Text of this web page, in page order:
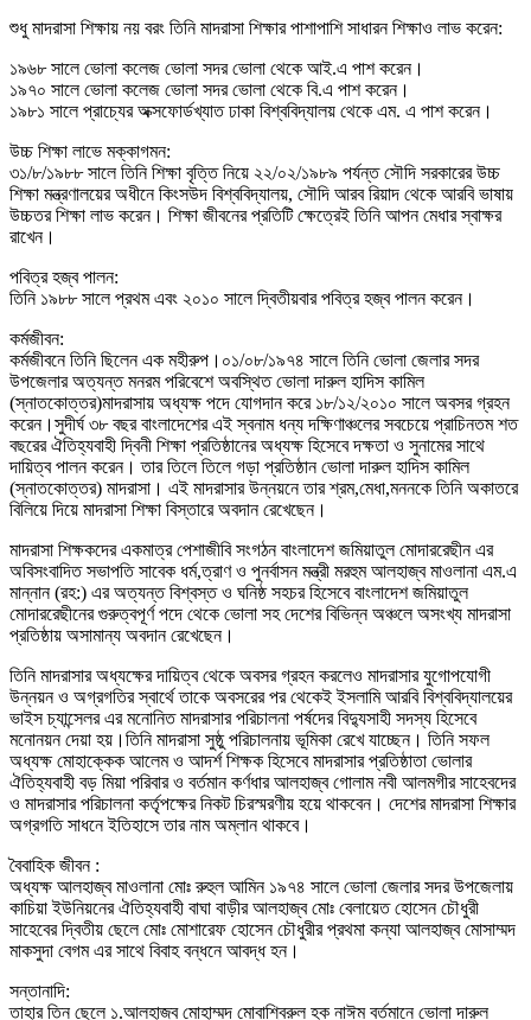
শুধু মাদরাসা শিক্ষায় নয় বরং তিনি মাদরাসা শিক্ষার পাশাপাশি সাধারন শিক্ষাও লাভ করেন:
১৯৬৮ সালে ভোলা কলেজ ভোলা সদর ভোলা থেকে আই.এ পাশ করেন।
১৯৭০ সালে ভোলা কলেজ ভোলা সদর ভোলা থেকে বি.এ পাশ করেন।
১৯৮১ সালে প্রাচ্যের অক্সফোর্ডখ্যাত ঢাকা বিশ্ববিদ্যালয় থেকে এম. এ পাশ করেন।
উচ্চ শিক্ষা লাভে মক্কাগমন:
৩১/৮/১৯৮৮ সালে তিনি শিক্ষা বৃত্তি নিয়ে ২২/০২/১৯৮৯ পর্যন্ত সৌদি সরকারের উচ্চ
শিক্ষা মন্ত্রণালয়ের অধীনে কিংসউদ বিশ্ববিদ্যালয়, সৌদি আরব রিয়াদ থেকে আরবি ভাষায়
উচ্চতর শিক্ষা লাভ করেন। শিক্ষা জীবনের প্রতিটি ক্ষেত্রেই তিনি আপন মেধার স্বাক্ষর
রাখেন।
পবিত্র হজ্ব পালন:
তিনি ১৯৮৮ সালে প্রথম এবং ২০১০ সালে দ্বিতীয়বার পবিত্র হজ্ব পালন করেন।
কর্মজীবন:
কর্মজীবনে তিনি ছিলেন এক মহীরুপ।০১/০৮/১৯৭৪ সালে তিনি ভোলা জেলার সদর
উপজেলার অত্যন্ত মনরম পরিবেশে অবস্থিত ভোলা দারুল হাদিস কামিল
(স্নাতকোত্তর)মাদরাসায় অধ্যক্ষ পদে যোগদান করে ১৮/১২/২০১০ সালে অবসর গ্রহন
করেন।সুদীর্ঘ ৩৮ বছর বাংলাদেশের এই স্বনাম ধন্য দক্ষিণাঞ্চলের সবচেয়ে প্রাচিনতম শত
বছরের ঐতিহ্যবাহী দ্বিনী শিক্ষা প্রতিষ্ঠানের অধ্যক্ষ হিসেবে দক্ষতা ও সুনামের সাথে
দায়িত্ব পালন করেন। তার তিলে তিলে গড়া প্রতিষ্ঠান ভোলা দারুল হাদিস কামিল
(স্নাতকোত্তর) মাদরাসা। এই মাদরাসার উন্নয়নে তার শ্রম,মেধা,মননকে তিনি অকাতরে
বিলিয়ে দিয়ে মাদরাসা শিক্ষা বিস্তারে অবদান রেখেছেন।
মাদরাসা শিক্ষকদের একমাত্র পেশাজীবি সংগঠন বাংলাদেশ জমিয়াতুল মোদাররেছীন এর
অবিসংবাদিত সভাপতি সাবেক ধর্ম,ত্রাণ ও পুনর্বাসন মন্ত্রী মরহুম আলহাজ্ব মাওলানা এম.এ
মান্নান (রহ:) এর অত্যন্ত বিশ্বস্ত ও ঘনিষ্ঠ সহচর হিসেবে বাংলাদেশ জমিয়াতুল
মোদাররেছীনের গুরুত্বপূর্ণ পদে থেকে ভোলা সহ দেশের বিভিন্ন অঞ্চলে অসংখ্য মাদরাসা
প্রতিষ্ঠায় অসামান্য অবদান রেখেছেন।
তিনি মাদরাসার অধ্যক্ষের দায়িত্ব থেকে অবসর গ্রহন করলেও মাদরাসার যুগোপযোগী
উন্নয়ন ও অগ্রগতির স্বার্থে তাকে অবসরের পর থেকেই ইসলামি আরবি বিশ্ববিদ্যালয়ের
ভাইস চ্যান্সেলর এর মনোনিত মাদরাসার পরিচালনা পর্ষদের বিদ্যুসাহী সদস্য হিসেবে
মনোনয়ন দেয়া হয়।তিনি মাদরাসা সুষ্ঠু পরিচালনায় ভূমিকা রেখে যাচ্ছেন। তিনি সফল
অধ্যক্ষ মোহাক্কেক আলেম ও আদর্শ শিক্ষক হিসেবে মাদরাসার প্রতিষ্ঠাতা ভোলার
ঐতিহ্যবাহী বড় মিয়া পরিবার ও বর্তমান কর্ণধার আলহাজ্ব গোলাম নবী আলমগীর সাহেবদের
ও মাদরাসার পরিচালনা কর্তৃপক্ষের নিকট চিরস্মরণীয় হয়ে থাকবেন। দেশের মাদরাসা শিক্ষার
অগ্রগতি সাধনে ইতিহাসে তার নাম অম্লান থাকবে।
বৈবাহিক জীবন :
অধ্যক্ষ আলহাজ্ব মাওলানা মোঃ রুহুল আমিন ১৯৭৪ সালে ভোলা জেলার সদর উপজেলায়
কাচিয়া ইউনিয়নের ঐতিহ্যবাহী বাঘা বাড়ীর আলহাজ্ব মোঃ বেলায়েত হোসেন চৌধুরী
সাহেবের দ্বিতীয় ছেলে মোঃ মোশারেফ হোসেন চৌধুরীর প্রথমা কন্যা আলহাজ্ব মোসাম্মদ
মাকসুদা বেগম এর সাথে বিবাহ বন্ধনে আবদ্ধ হন।
সন্তানাদি:
তাহার তিন ছেলে ১.আলহাজ্ব মোহাম্মদ মোবাশ্বিরুল হক নাঈম বর্তমানে ভোলা দারুল